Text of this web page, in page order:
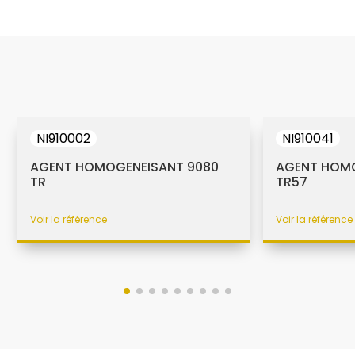
NI910002
AGENT HOMOGENEISANT 9080
TR
Voir la référence
NI910041
AGENT
TR57
Voir la référence